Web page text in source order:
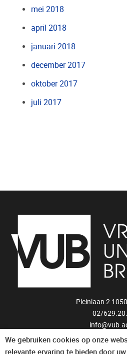
mei 2018
april 2018
januari 2018
december 2017
oktober 2017
juli 2017
Pleinlaan 2
02/
We gebruiken cookies op onze
relevante ervaring te bieden door